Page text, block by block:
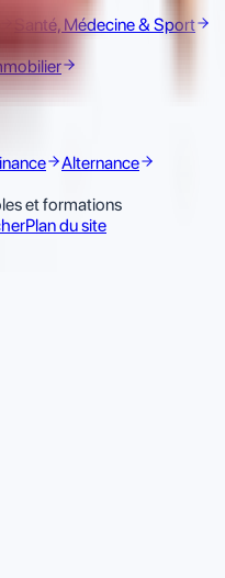
Santé, Médecine & Sport
Alternance
et formations
Plan du site